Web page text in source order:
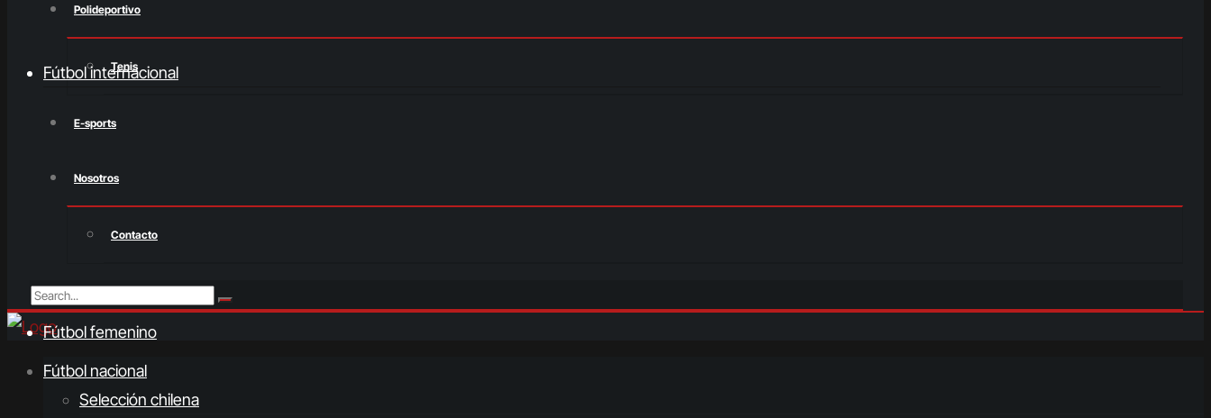
Polideportivo
Tenis
E-sports
Nosotros
Contacto
Fútbol nacional
Selección chilena
Fútbol femenino
Fútbol internacional